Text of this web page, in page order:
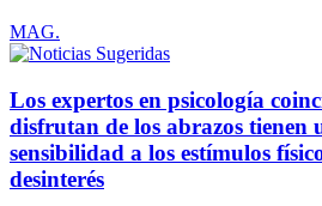
MAG.
Los expertos en psicología
disfrutan de los abrazos tienen
sensibilidad a los estímulos
desinterés